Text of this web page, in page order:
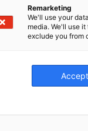
fokuseret på
til at opnå et
i
på
burde
i forhold
Remarketing
We'll use your
media. We'll use
exclude you from